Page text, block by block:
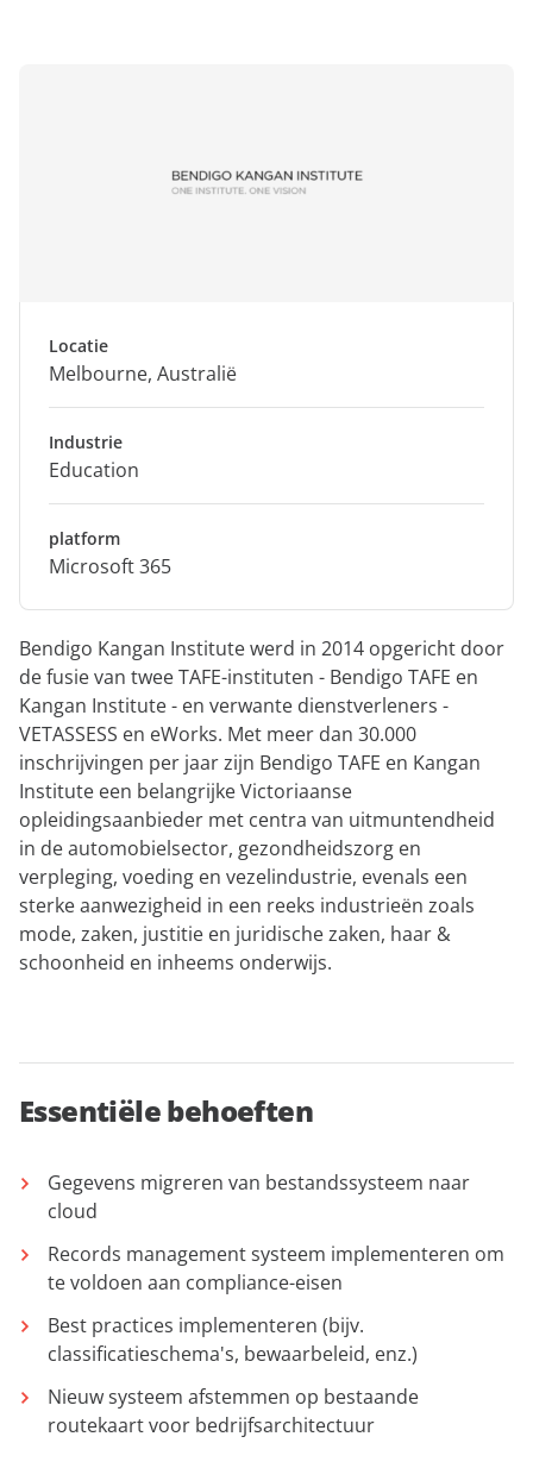
Locatie
Melbourne, Australië
Industrie
Education
platform
Microsoft 365
Bendigo Kangan Institute werd in 2014 opgericht door
de fusie van twee TAFE-instituten - Bendigo TAFE en
Kangan Institute - en verwante dienstverleners -
VETASSESS en eWorks. Met meer dan 30.000
inschrijvingen per jaar zijn Bendigo TAFE en Kangan
Institute een belangrijke Victoriaanse
opleidingsaanbieder met centra van uitmuntendheid
in de automobielsector, gezondheidszorg en
verpleging, voeding en vezelindustrie, evenals een
sterke aanwezigheid in een reeks industrieën zoals
mode, zaken, justitie en juridische zaken, haar &
schoonheid en inheems onderwijs.
Essentiële behoeften
Gegevens migreren van bestandssysteem naar
cloud
Records management systeem implementeren om
te voldoen aan compliance-eisen
Best practices implementeren (bijv.
classificatieschema's, bewaarbeleid, enz.)
Nieuw systeem afstemmen op bestaande
routekaart voor bedrijfsarchitectuur